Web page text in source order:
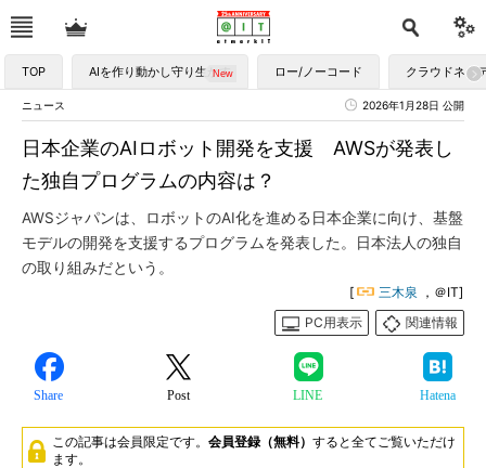
TOP AIを作り動かし守り生かす ロー/ノーコード クラウドネイ
ニュース 2026年1月28日 公開
日本企業のAIロボット開発を支援 AWSが発表し
た独自プログラムの内容は？
AWSジャパンは、ロボットのAI化を進める日本企業に向け、基盤
モデルの開発を支援するプログラムを発表した。日本法人の独自
の取り組みだという。
[ 三木泉 ，＠IT]
PC用表示
関連情報
Share Post LINE Hatena
この記事は会員限定です。 会員登録（無料） すると全てご覧いただけ
ます。